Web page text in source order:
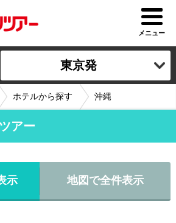
メニュー
東京発
ホテルから探す 沖縄
アー
示 地図で全件表示